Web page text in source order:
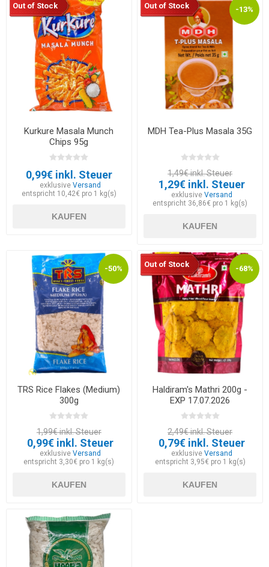
Out of Stock
Kurkure Masala Munch
Chips 95g
0,99€ inkl. Steuer
exklusiveVersand
entspricht 10,42€ pro 1 kg(s)
KAUFEN
-13%
Out of Stock
MDH Tea-Plus Masala 35G
1,49€ inkl. Steuer
1,29€ inkl. Steuer
exklusive Versand
entspricht 36,86€ pro 1 kg(s)
KAUFEN
-50%
TRS Rice Flakes (Medium)
300g
1,99€ inkl. Steuer
0,99€ inkl. Steuer
exklusiveVersand
entspricht 3,30€ pro 1 kg(s)
KAUFEN
-68%
Out of Stock
Haldiram's Mathri 200g -
EXP 17.07.2026
2,49€ inkl. Steuer
0,79€ inkl. Steuer
exklusive Versand
entspricht 3,95€ pro 1 kg(s)
KAUFEN